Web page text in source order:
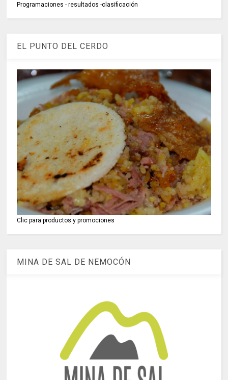
Programaciones - resultados -clasificación
EL PUNTO DEL CERDO
Clic para productos y promociones
MINA DE SAL DE NEMOCÓN